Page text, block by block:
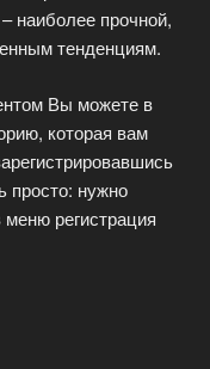
наиболее прочной,
тенденциям.
Вы можете в
которая вам
просто: нужно
меню регистрация